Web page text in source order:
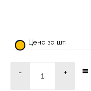
Цена за шт.
- + =